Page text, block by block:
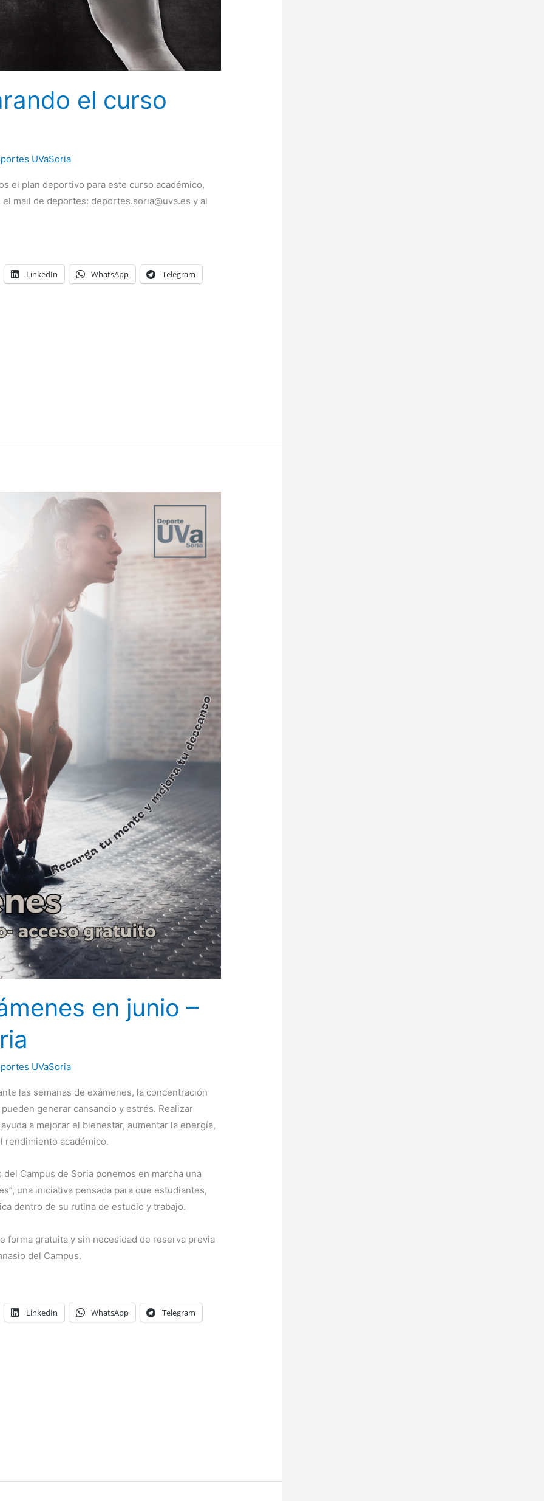
el curso
UVaSoria
el plan deportivo para este curso académico,
mail de deportes: deportes.soria@uva.es y al
LinkedIn WhatsApp Telegram
en junio –
UVaSoria
las semanas de exámenes, la concentración
generar cansancio y estrés. Realizar
a mejorar el bienestar, aumentar la energía,
rendimiento académico.
Campus de Soria ponemos en marcha una
una iniciativa pensada para que estudiantes,
dentro de su rutina de estudio y trabajo.
forma gratuita y sin necesidad de reserva previa
del Campus.
LinkedIn WhatsApp Telegram